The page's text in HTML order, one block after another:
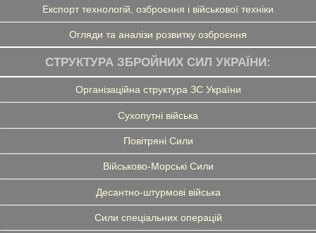
Експорт технологій, озброєння і військової техніки
Огляди та аналізи розвитку озброєння
СТРУКТУРА ЗБРОЙНИХ СИЛ УКРАЇНИ:
Організаційна структура ЗС України
Сухопутні війська
Повітряні Сили
Військово-Морські Сили
Десантно-штурмові війська
Сили спеціальних операцій